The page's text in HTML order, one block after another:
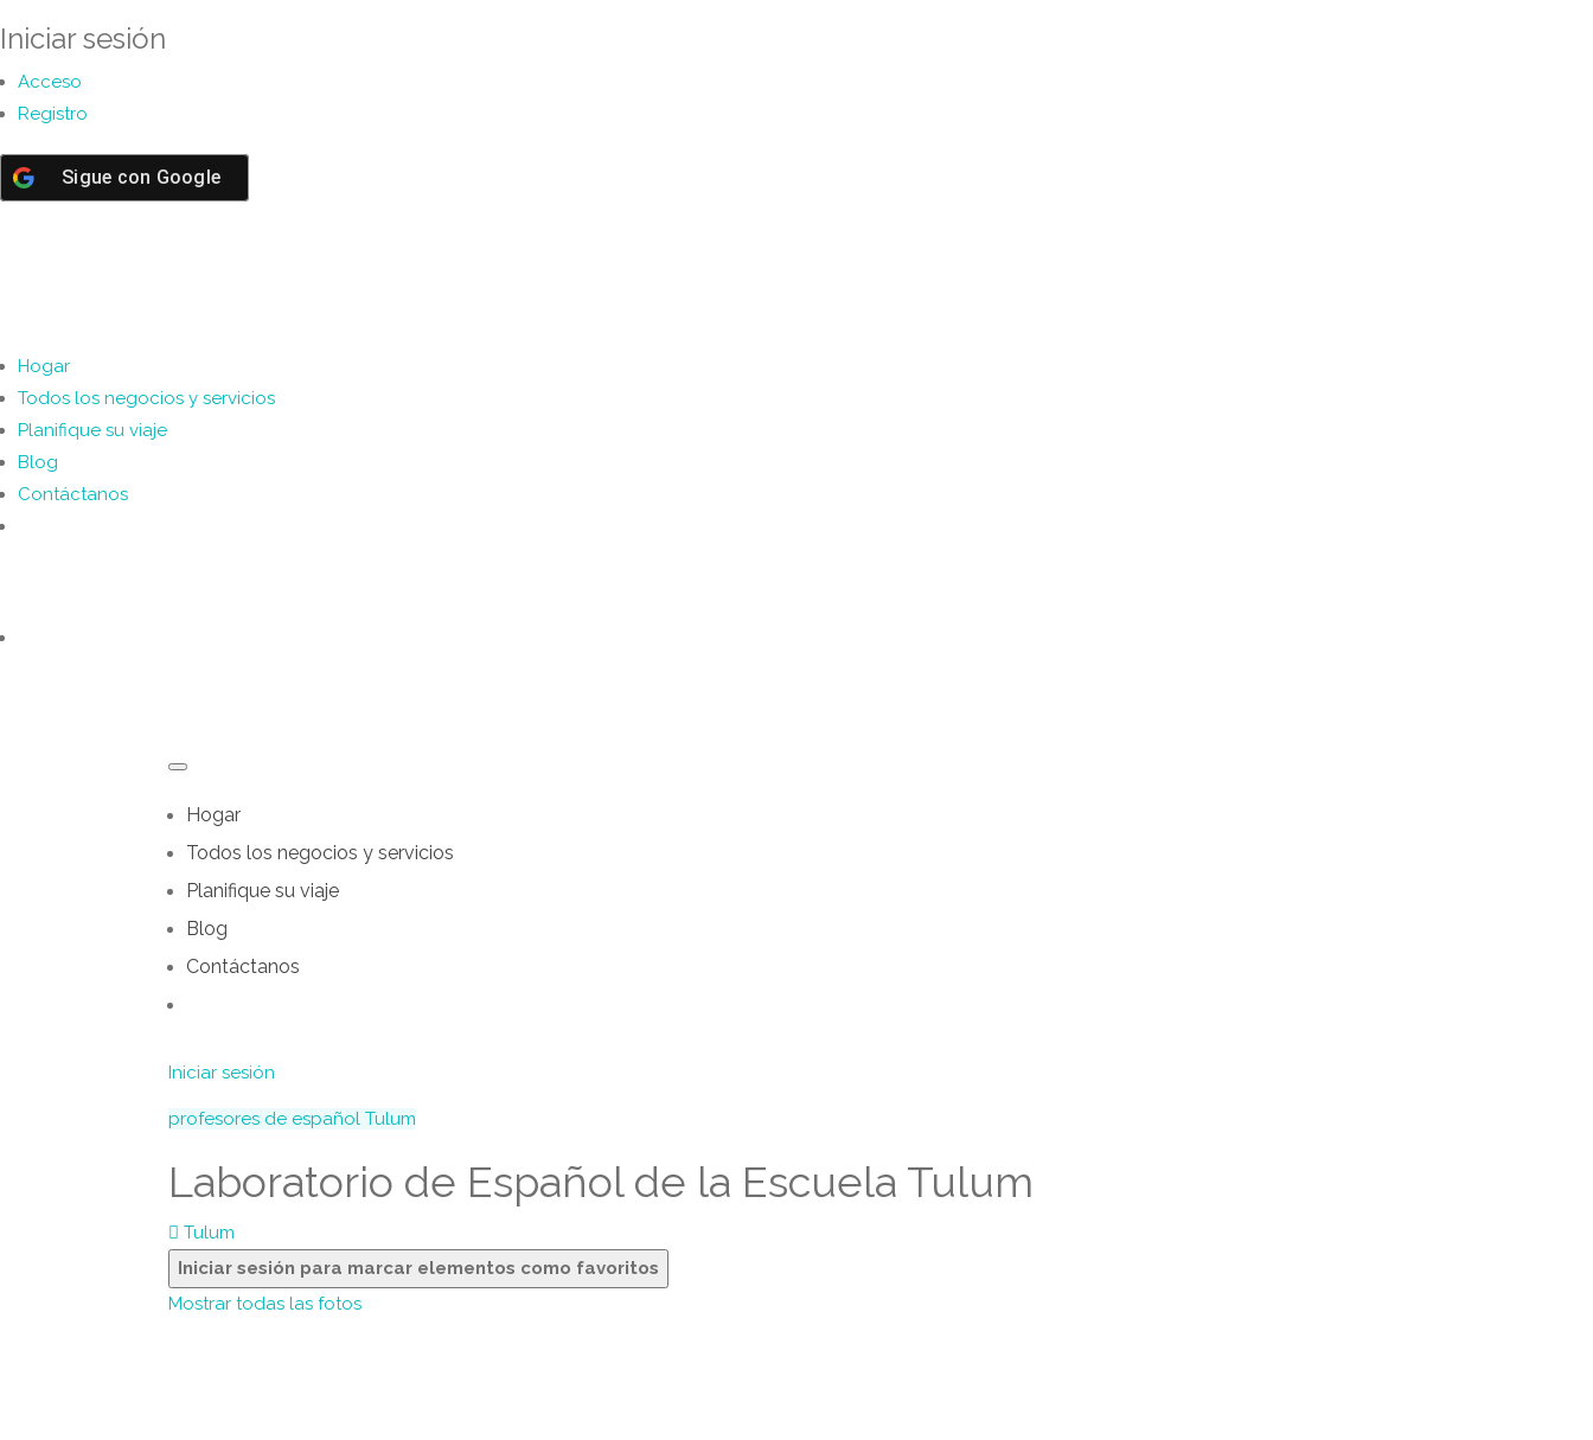
Iniciar sesión
Acceso
Registro
Sigue con Google
Hogar
Todos los negocios y servicios
Planifique su viaje
Blog
Contáctanos
Hogar
Todos los negocios y servicios
Planifique su viaje
Blog
Contáctanos
Iniciar sesión
profesores de español Tulum
Laboratorio de Español de la Escuela Tulum
Tulum
Iniciar sesión para marcar elementos como favoritos
Mostrar todas las fotos